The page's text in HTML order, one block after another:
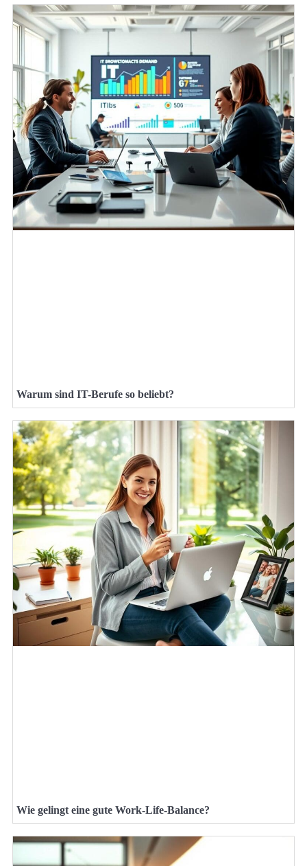
Warum sind IT-Berufe so beliebt?
Wie gelingt eine gute Work-Life-Balance?